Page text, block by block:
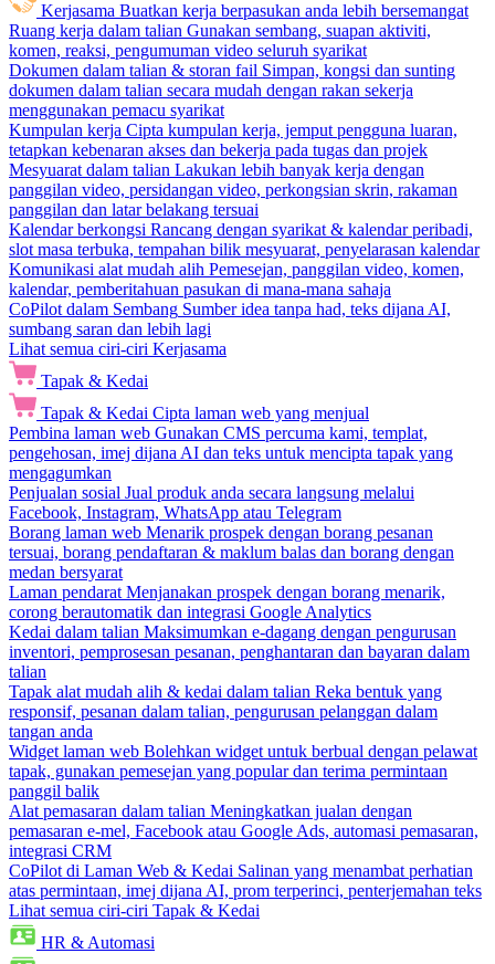
Kerjasama Buatkan kerja berpasukan anda lebih bersemangat
Ruang kerja dalam talian Gunakan sembang, suapan aktiviti,
komen, reaksi, pengumuman video seluruh syarikat
Dokumen dalam talian & storan fail Simpan, kongsi dan sunting
dokumen dalam talian secara mudah dengan rakan sekerja
menggunakan pemacu syarikat
Kumpulan kerja Cipta kumpulan kerja, jemput pengguna luaran,
tetapkan kebenaran akses dan bekerja pada tugas dan projek
Mesyuarat dalam talian Lakukan lebih banyak kerja dengan
panggilan video, persidangan video, perkongsian skrin, rakaman
panggilan dan latar belakang tersuai
Kalendar berkongsi Rancang dengan syarikat & kalendar peribadi,
slot masa terbuka, tempahan bilik mesyuarat, penyelarasan kalendar
Komunikasi alat mudah alih Pemesejan, panggilan video, komen,
kalendar, pemberitahuan pasukan di mana-mana sahaja
CoPilot dalam Sembang Sumber idea tanpa had, teks dijana AI,
sumbang saran dan lebih lagi
Lihat semua ciri-ciri Kerjasama
Tapak & Kedai
Tapak & Kedai Cipta laman web yang menjual
Pembina laman web Gunakan CMS percuma kami, templat,
pengehosan, imej dijana AI dan teks untuk mencipta tapak yang
mengagumkan
Penjualan sosial Jual produk anda secara langsung melalui
Facebook, Instagram, WhatsApp atau Telegram
Borang laman web Menarik prospek dengan borang pesanan
tersuai, borang pendaftaran & maklum balas dan borang dengan
medan bersyarat
Laman pendarat Menjanakan prospek dengan borang menarik,
corong berautomatik dan integrasi Google Analytics
Kedai dalam talian Maksimumkan e-dagang dengan pengurusan
inventori, pemprosesan pesanan, penghantaran dan bayaran dalam
talian
Tapak alat mudah alih & kedai dalam talian Reka bentuk yang
responsif, pesanan dalam talian, pengurusan pelanggan dalam
tangan anda
Widget laman web Bolehkan widget untuk berbual dengan pelawat
tapak, gunakan pemesejan yang popular dan terima permintaan
panggil balik
Alat pemasaran dalam talian Meningkatkan jualan dengan
pemasaran e-mel, Facebook atau Google Ads, automasi pemasaran,
integrasi CRM
CoPilot di Laman Web & Kedai Salinan yang menambat perhatian
atas permintaan, imej dijana AI, prom terperinci, penterjemahan teks
Lihat semua ciri-ciri Tapak & Kedai
HR & Automasi